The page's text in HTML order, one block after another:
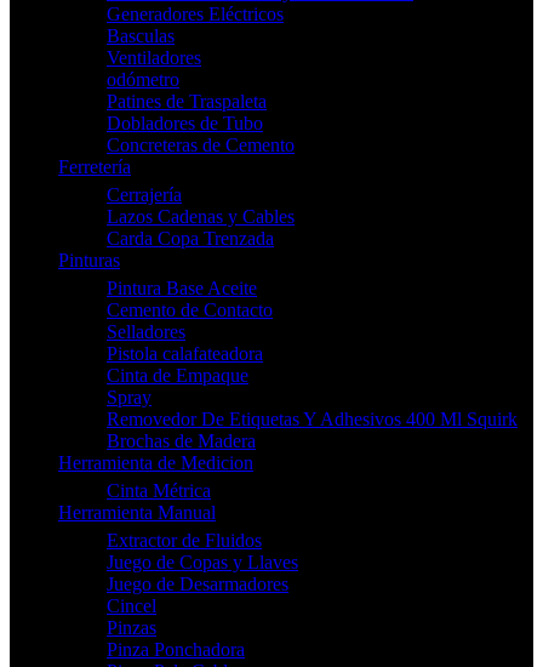
Generadores Eléctricos
Basculas
Ventiladores
odómetro
Patines de Traspaleta
Dobladores de Tubo
Concreteras de Cemento
Ferretería
Cerrajería
Lazos Cadenas y Cables
Carda Copa Trenzada
Pinturas
Pintura Base Aceite
Cemento de Contacto
Selladores
Pistola calafateadora
Cinta de Empaque
Spray
Removedor De Etiquetas Y Adhesivos 400 Ml Squirk
Brochas de Madera
Herramienta de Medicion
Cinta Métrica
Herramienta Manual
Extractor de Fluidos
Juego de Copas y Llaves
Juego de Desarmadores
Cincel
Pinzas
Pinza Ponchadora